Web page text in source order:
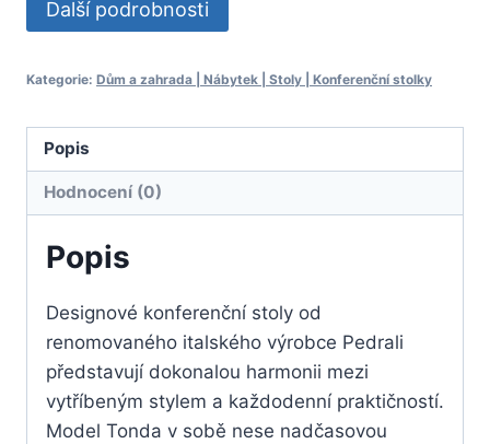
Další podrobnosti
Kategorie: Dům a zahrada | Nábytek | Stoly | Konferenční stolky
Popis
Hodnocení (0)
Popis
Designové konferenční stoly od
renomovaného italského výrobce Pedrali
představují dokonalou harmonii mezi
vytříbeným stylem a každodenní praktičností.
Model Tonda v sobě nese nadčasovou